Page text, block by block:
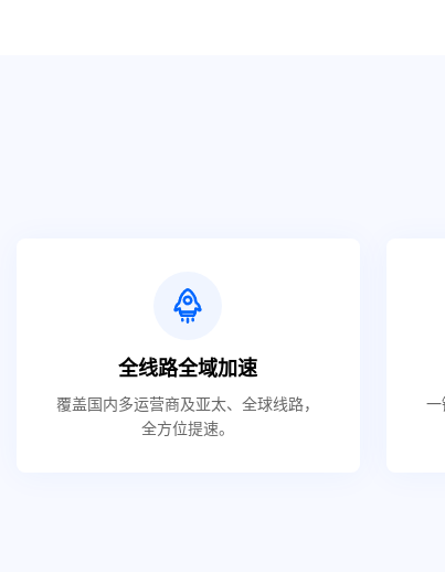
全线路全域加速
覆盖国内多运营商及亚太、全球线路，
全方位提速。